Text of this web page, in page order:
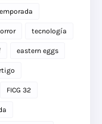
tecnología
eastern eggs
FICG 32